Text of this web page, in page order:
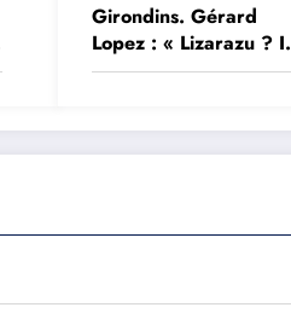
Girondins. Gérard
Lopez : « Lizarazu ? Il
devrait parler de foot
pas »